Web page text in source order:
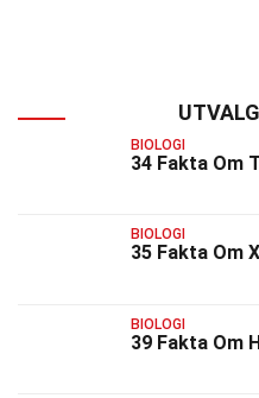
BIOLOGI
34 Fakta Om
BIOLOGI
35 Fakta Om
BIOLOGI
39 Fakta Om